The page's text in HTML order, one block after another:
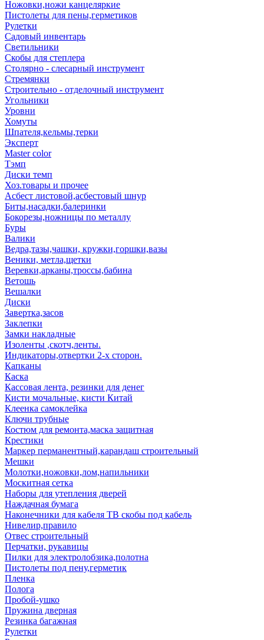
Ножовки,ножи канцеляркие
Пистолеты для пены,герметиков
Рулетки
Садовый инвентарь
Светильники
Скобы для степлера
Столярно - слесарный инструмент
Стремянки
Строительно - отделочный инструмент
Угольники
Уровни
Хомуты
Шпателя,кельмы,терки
Эксперт
Master color
Тэмп
Диски темп
Хоз.товары и прочее
Асбест листовой,асбестовый шнур
Биты,насадки,балеринки
Бокорезы,ножницы по металлу
Буры
Валики
Ведра,тазы,чашки, кружки,горшки,вазы
Веники, метла,щетки
Веревки,арканы,троссы,бабина
Ветошь
Вешалки
Диски
Завертка,засов
Заклепки
Замки накладные
Изоленты ,скотч,ленты.
Индикаторы,отвертки 2-х сторон.
Капканы
Каска
Кассовая лента, резинки для денег
Кисти мочальные, кисти Китай
Клеенка самоклейка
Ключи трубные
Костюм для ремонта,маска защитная
Крестики
Маркер перманентный,карандаш строительный
Мешки
Молотки,ножовки,лом,напильники
Москитная сетка
Наборы для утепления дверей
Наждачная бумага
Наконечники для кабеля ТВ скобы под кабель
Нивелир,правило
Отвес строительный
Перчатки, рукавицы
Пилки для электролобзика,полотна
Пистолеты под пену,герметик
Пленка
Полога
Пробой-ушко
Пружина дверная
Резинка багажная
Рулетки